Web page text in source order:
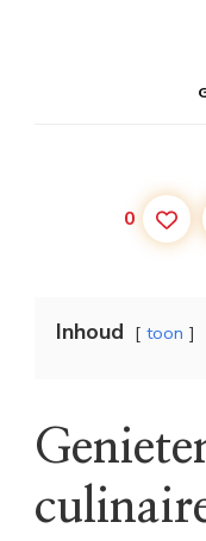
0
Inhoud toon